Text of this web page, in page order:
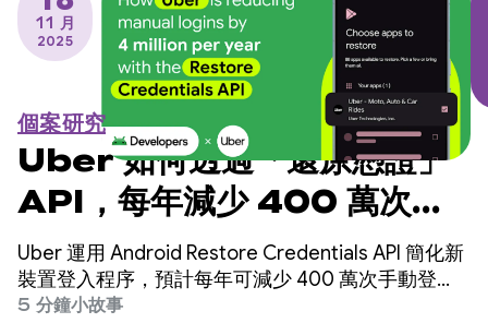
11 月
2025
個案研究
Uber 如何透過「還原憑證」
API，每年減少 400 萬次手
動登入次數
Uber 運用 Android Restore Credentials API 簡化新
裝置登入程序，預計每年可減少 400 萬次手動登
入，並提高使用者留存率。
5 分鐘小故事